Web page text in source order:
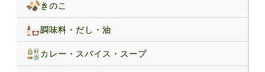
きのこ
調味料・だし・油
カレー・スパイス・スープ